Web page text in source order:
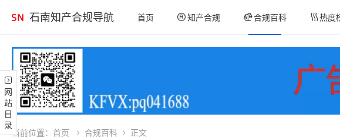
石南知产合规导航 首页 知产合规 合规百科 热度
网站目录
当前位置： 首页 合规百科 正文